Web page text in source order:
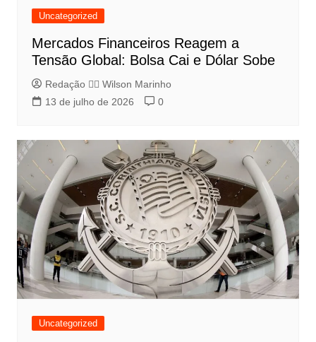
Uncategorized
Mercados Financeiros Reagem a
Tensão Global: Bolsa Cai e Dólar Sobe
Redação 👨‍⚖️​ Wilson Marinho
13 de julho de 2026
0
Uncategorized